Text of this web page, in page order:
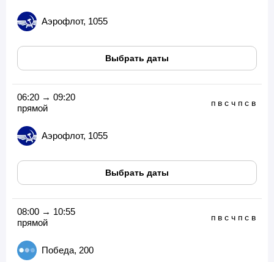
Аэрофлот, 1055
Выбрать даты
06:20 → 09:20
прямой
Аэрофлот, 1055
п в с ч п с в
Выбрать даты
08:00 → 10:55
прямой
Победа, 200
п в с ч п с в